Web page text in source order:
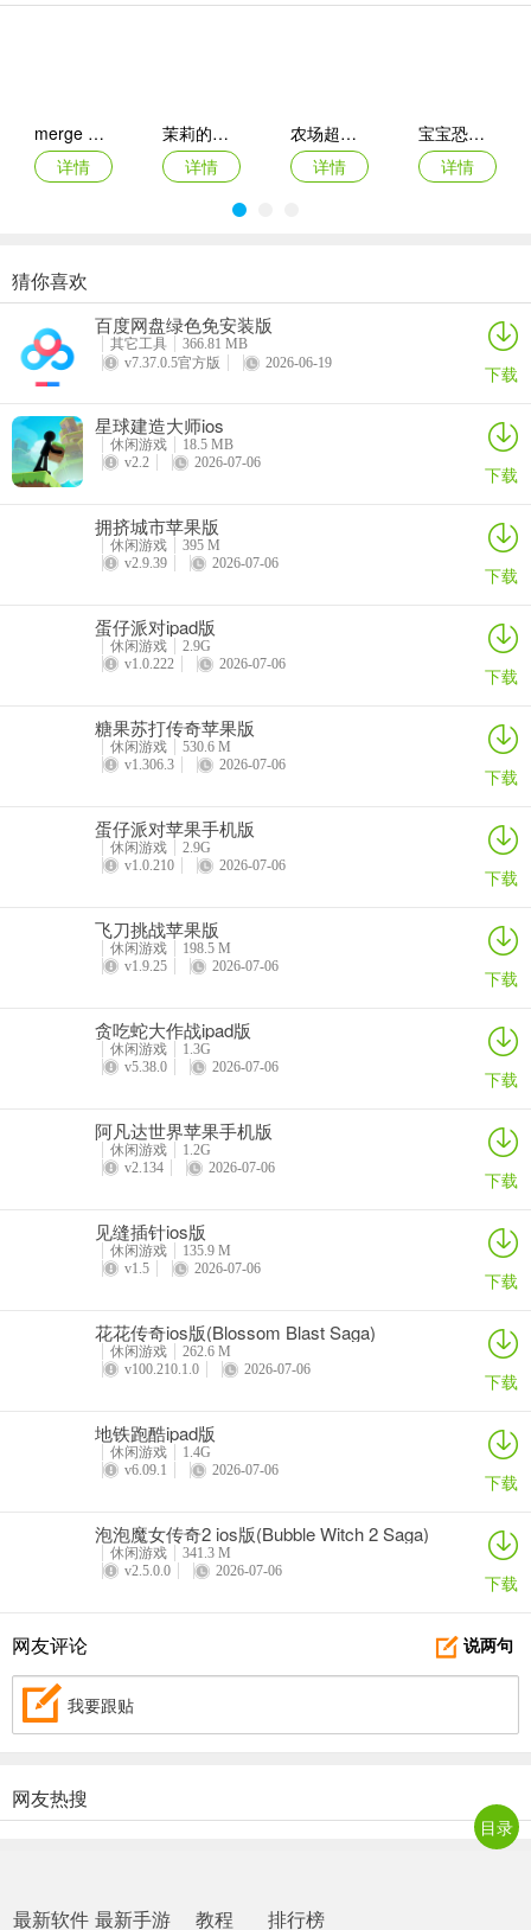
更新日志
v13.2.1版本
merge dragons ios版
详情
茉莉的花园ipad版
详情
农场超级传奇苹果版
详情
宝宝恐龙家园ios版
详情
月兔漫游苹果版
详情
人力资源机器ios版
详情
宠物拯救传奇苹果版(Pet Rescue Saga)
鹅鸭杀苹果版
猜你喜欢
百度网盘绿色免安装版
其它工具
366.81 MB
v7.37.0.5官方版
2026-06-19 下载
星球建造大师ios
休闲游戏
18.5 MB
v2.2
2026-07-06 下载
拥挤城市苹果版
休闲游戏
395 M
v2.9.39
2026-07-06 下载
蛋仔派对ipad版
休闲游戏
2.9G
v1.0.222
2026-07-06 下载
糖果苏打传奇苹果版
休闲游戏
530.6 M
v1.306.3
2026-07-06 下载
蛋仔派对苹果手机版
休闲游戏
2.9G
v1.0.210
2026-07-06 下载
飞刀挑战苹果版
休闲游戏
198.5 M
v1.9.25
2026-07-06 下载
贪吃蛇大作战ipad版
休闲游戏
1.3G
v5.38.0
2026-07-06 下载
阿凡达世界苹果手机版
休闲游戏
1.2G
v2.134
2026-07-06 下载
见缝插针ios版
休闲游戏
135.9 M
v1.5
2026-07-06 下载
花花传奇ios版(Blossom Blast Saga)
休闲游戏
262.6 M
v100.210.1.0
2026-07-06 下载
地铁跑酷ipad版
休闲游戏
1.4G
v6.09.1
2026-07-06 下载
泡泡魔女传奇2 ios版(Bubble Witch 2 Saga)
休闲游戏
341.3 M
v2.5.0.0
2026-07-06 下载
说两句
网友评论
我要跟贴
网友热搜
最新软件 最新手游 教程 排行榜
目录